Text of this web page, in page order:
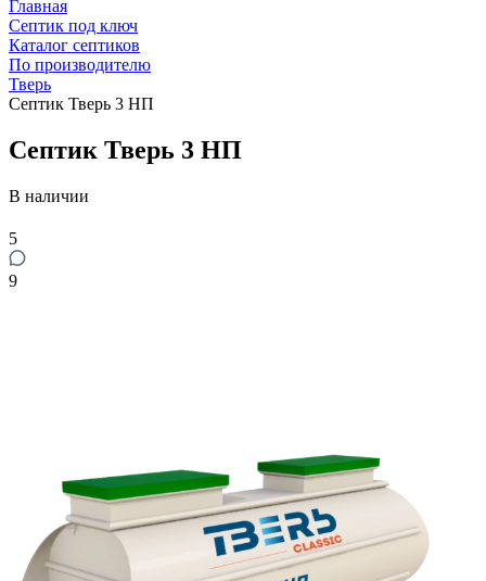
Главная
Септик под ключ
Каталог септиков
По производителю
Тверь
Септик Тверь 3 НП
Септик Тверь 3 НП
В наличии
5
9